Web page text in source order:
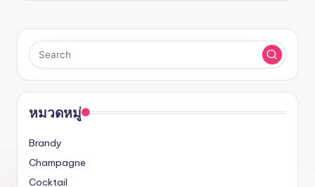
หมวดหมู่
Brandy
Champagne
Cocktail